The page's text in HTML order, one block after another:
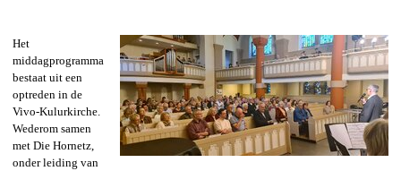
Het
middagprogramma
bestaat uit een
optreden in de
Vivo-Kulurkirche.
Wederom samen
met Die Hornetz,
onder leiding van